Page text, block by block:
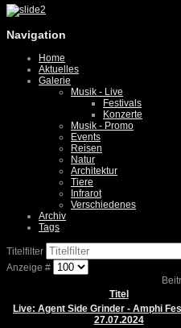
Navigation
Home
Aktuelles
Galerie
Musik - Live
Festivals
Konzerte
Musik - Promo
Events
Reisen
Natur
Architektur
Tiere
Infrarot
Verschiedenes
Archiv
Tags
Titelfilter
Anzeige #
Titel
Live: Agent Side Grinder - Amphi
27.07.2024